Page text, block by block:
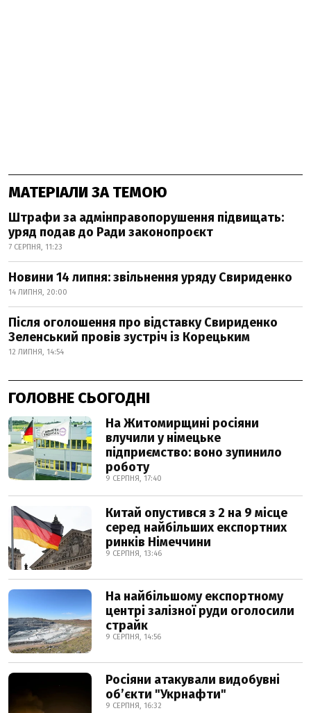
МАТЕРІАЛИ ЗА ТЕМОЮ
Штрафи за адмінправопорушення підвищать:
уряд подав до Ради законопроєкт
7 СЕРПНЯ, 11:23
Новини 14 липня: звільнення уряду Свириденко
14 ЛИПНЯ, 20:00
Після оголошення про відставку Свириденко
Зеленський провів зустріч із Корецьким
12 ЛИПНЯ, 14:54
ГОЛОВНЕ СЬОГОДНІ
На Житомирщині росіяни
влучили у німецьке
підприємство: воно зупинило
роботу
9 СЕРПНЯ, 17:40
Китай опустився з 2 на 9 місце
серед найбільших експортних
ринків Німеччини
9 СЕРПНЯ, 13:46
На найбільшому експортному
центрі залізної руди оголосили
страйк
9 СЕРПНЯ, 14:56
Росіяни атакували видобувні
обʼєкти "Укрнафти"
9 СЕРПНЯ, 16:32